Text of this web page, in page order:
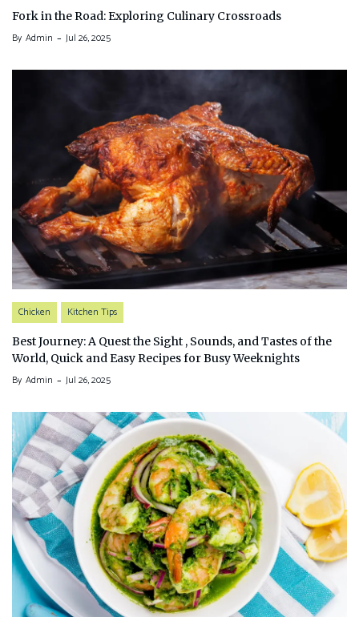
Fork in the Road: Exploring Culinary Crossroads
By Admin Jul 26, 2025
Chicken Kitchen Tips
Best Journey: A Quest the Sight , Sounds, and Tastes of the
World, Quick and Easy Recipes for Busy Weeknights
By Admin Jul 26, 2025